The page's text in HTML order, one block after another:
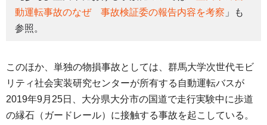
動運転事故のなぜ 事故検証委の報告内容を考察 」も
参照。
このほか、単独の物損事故としては、群馬大学次世代モビ
リティ社会実装研究センターが所有する自動運転バスが
2019年9月25日、大分県大分市の国道で走行実験中に歩道
の縁石（ガードレール）に接触する事故を起こしている。